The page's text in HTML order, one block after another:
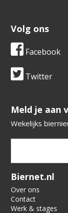
Volg ons
Facebook
Twitter
​​​​​​​Meld je aan
Wekelijks
Verification code:
Biernet.nl
Over ons
Contact
Werk & stages